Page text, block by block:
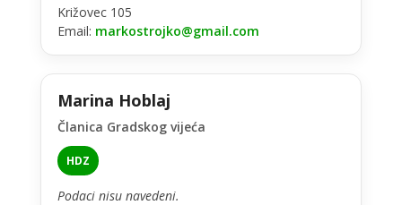
Križovec 105
Email: markostrojko@gmail.com
Marina Hoblaj
Članica Gradskog vijeća
HDZ
Podaci nisu navedeni.